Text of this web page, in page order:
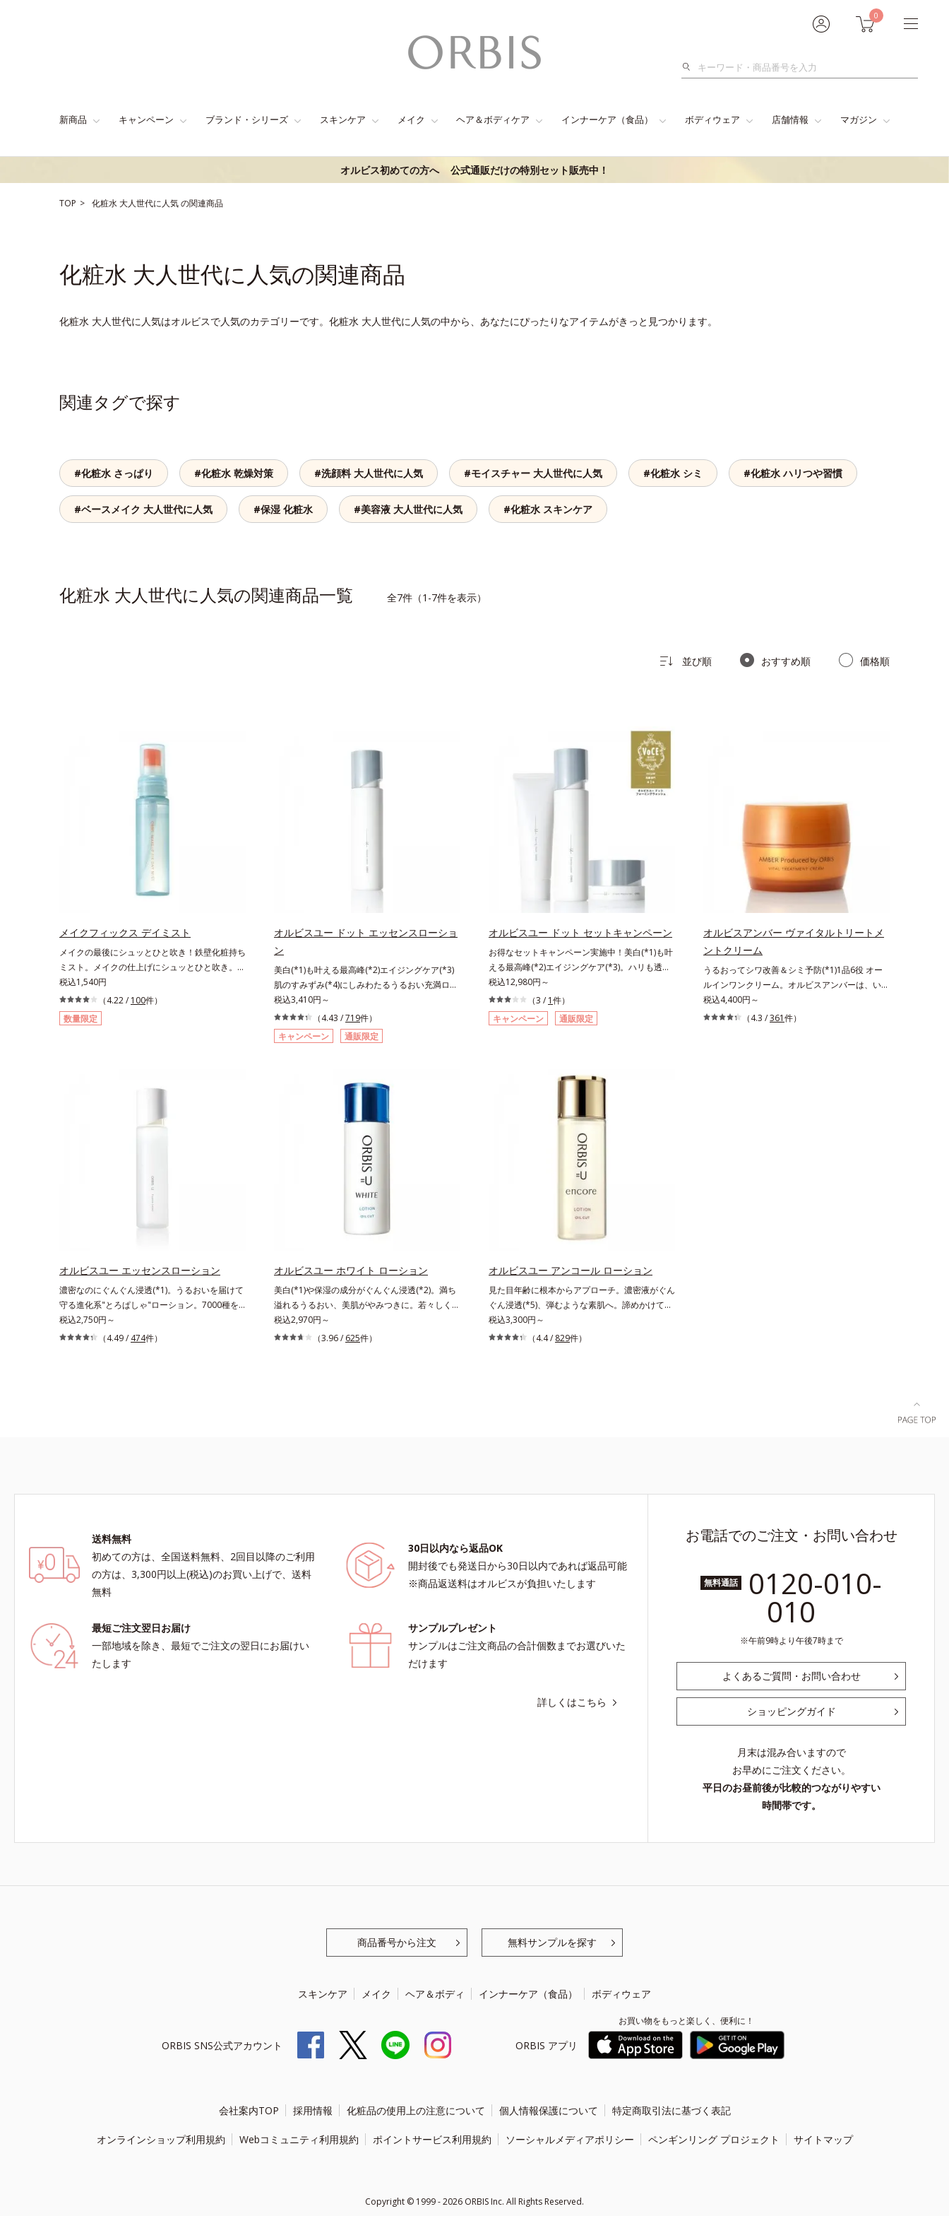
0
検
新商品 キャンペーン ブランド・シリーズ スキンケア メイク ヘア＆ボディケア インナーケア（食品） ボディウェア 店舗情報 マガジン
オルビス初めての方へ 公式通販だけの特別セット販売中！
TOP 化粧水 大人世代に人気の関連商品
化粧水 大人世代に人気の関連商品
化粧水 大人世代に人気はオルビスで人気のカテゴリーです。化粧水 大人世代に人気の中から、あなたにぴったりなアイテムがきっと見つかります。
関連タグで探す
#化粧水 さっぱり #化粧水 乾燥対策 #洗顔料 大人世代に人気 #モイスチャー 大人世代に人気 #化粧水 シミ #化粧水 ハリつや習慣
#ベースメイク 大人世代に人気 #保湿 化粧水 #美容液 大人世代に人気 #化粧水 スキンケア
化粧水 大人世代に人気の関連商品一覧 全7件（1-7件を表示）
並び順 おすすめ順 価格順
メイクフィックス デイミスト
メイクの最後にシュッとひと吹き！鉄壁化粧持ち
ミスト。メイクの仕上げにシュッとひと吹き。肌
とメイクの密着感をピタッと高め、メイクくずれ
を防ぎ、化粧持ちをアップさせるミストタイプの
化粧水です。くずれ防止成分(*1)を含む層と美容
成分(*2)を含む水層の2層タイプ。よく振って混
いをキープ。Wの機能でメイクをくずさずガード
き、エアコンなどによる乾燥も防ぎます。*1 ト
リメチルシロキシケイ酸、ジメチコン配合＝汗や
ヒアルロン酸、異性化糖配合＝保湿成分【ご使用
方法】2層タイプなので、必ず容器をよく振って
からお使いください。メイクの仕上げに、顔から
お待ちください。
税込1,540円
（4.22 / 100件）
数量限定
オルビスユー ドット エッセンスローショ
ン
美白(*1)も叶える最高峰(*2)エイジングケア(*3)
肌のすみずみ(*4)にしみわたるうるおい充満ロー
ション。ハリも透明感(*5)も結果主義。年齢サイ
ン(*6)の因子に着目した肌科学エイジングケア
(*3)シリーズ。オルビスユー ドットシリーズは、
年齢による肌悩み一つ一つを対処するのではな
ところ、弾力感のない状態である「ハリのなさ」
明感のなさ」が、大人の肌印象に大きな影響を与
えていることがわかりました。そこでオルビスユ
ー ドットシリーズは美容成分(*8)として「G.D.F.
アクティベーター(*9)」を配合。そして、従来か
ら配合している美白(*1)有効成分「トラネキサム
酸」を配合しました。さらに、シリーズ共通の美
容成分「GLルートブースター(*10)」を配合する
ことで、肌のふっくら感や透明感を叶えます。美
白ケアしながら多角的なエイジングケアが叶うシ
感を。効果的なシナジー設計で、あなたのエイジ
抑え、シミ・ソバカスを防ぐ（ウォッシュを除
く）*2 オルビス内スキンケアシリーズの保湿
力*3 年齢に応じたお手入れのこと*4 角層ま
で*5 うるおいによる*6 乾燥、ハリ・ツヤの
税込3,410円～
（4.43 /719件）
キャンペーン
通販限定
オルビスユー ドット セットキャンペーン
お得なセットキャンペーン実施中！美白(*1)も叶
える最高峰(*2)エイジングケア(*3)。ハリも透明
感(*4)も結果主義。年齢サイン(*5)の因子に着目
した肌科学エイジングケア(*3)シリーズ。オルビ
スユー ドットシリーズは、年齢による肌悩み一
つ一つを対処するのではなく、肌で起きているこ
どが現れている状態である「透明感のなさ」が現
ることが分かりました。そこでオルビスユー ド
ットシリーズは美容成分(*7)として「G.D.F.アク
ティベーター(*8)」を配合。そして、従来から配
合している美白有効成分「トラネキサム酸」を配
合しました。さらに、シリーズ共通の美容成分
(*7)「GLルートブースター(*9)」を配合すること
アしながら多角的なエイジングケアが叶うシリー
ズに。3ステップで上向き(*10)のハリと透明感
グケアを応援します。*1 メラニンの生成を抑
え、シミ・ソバカスを防ぐ（ウォッシュ除く）
*2 オルビス内スキンケアシリーズの保湿力*3 年
齢に応じたお手入れのこと*4 うるおいによる*5
乾燥、ハリ・ツヤのなさ*6 乾燥による*7 保湿成
分*8 ロニセラカエルレア果汁、ノバラエキス配
税込12,980円～
（3 / 1件）
キャンペーン
通販限定
オルビスアンバー ヴァイタルトリートメ
ントクリーム
うるおってシワ改善＆シミ予防(*1)1品6役 オー
ルインワンクリーム。オルビスアンバーは、いつ
も⾃然体で美しくありたいと願う⼤⼈世代に寄り
添うブランドです。年齢印象研究に基づいた肌サ
税込4,400円～
（4.3 /361件）
オルビスユー エッセンスローション
濃密なのにぐんぐん浸透(*1)。うるおいを届けて
守る進化系"とろぱしゃ"ローション。7000種を
超える成分から厳選し、「うるおいの質(*1)」に
着目した初期エイジングケア(*2)シリーズオルビ
引き出し・高めて、ハリ感あふれる肌へと導きま
く美しくあり続けるあなたを応援します。*1
肌にうるおいが満ち、維持されている状態*2
年齢に応じたお手入れのこと*3 デクスパンテ
ノールW*4 2022年5月 Mintel社データベース
に満ちたハリツヤ肌へ導く保湿成分
税込2,750円～
（4.49 / 474件）
オルビスユー ホワイト ローション
美白(*1)や保湿の成分がぐんぐん浸透(*2)。満ち
溢れるうるおい、美肌がやみつきに。若々しく透
明感のある美肌を構成する要素と、年齢肌(*3)の
メラニン生成にアプローチして、明るくなめらか
税込2,970円～
（3.96 / 625件）
オルビスユー アンコール ローション
見た目年齢に根本からアプローチ。濃密液がぐん
ぐん浸透(*5)、弾むような素肌へ。諦めかけてい
たハリ不足、うるおい低下に先端科学ケア(*1)で
アプローチするエイジングケア(*2)シリーズ。弾
柔肌に整え、未体験の肌感触を叶えます。*1 保
分*5 角層内
税込3,300円～
（4.4 / 829件）
送料無料
初めての方は、全国送料無料、2回目以降のご利用
の方は、3,300円以上(税込)のお買い上げで、送料
無料
30日以内なら返品OK
開封後でも発送日から30日以内であれば返品可能
※商品返送料はオルビスが負担いたします
最短ご注文翌日お届け
一部地域を除き、最短でご注文の翌日にお届けい
たします
サンプルプレゼント
サンプルはご注文商品の合計個数までお選びいた
だけます
詳しくはこちら
お電話でのご注文・お問い合わせ
無料通話 0120-010-
010
午前9時より午後7時まで
よくあるご質問・お問い合わせ
ショッピングガイド
月末は混み合いますので
お早めにご注文ください。
平日のお昼前後が比較的つながりやすい
時間帯です。
商品番号から注文 無料サンプルを探す
スキンケア メイク ヘア＆ボディ インナーケア（食品） ボディウェア
ORBIS SNS公式アカウント ORBIS アプリ
お買い物をもっと楽しく、便利に！
会社案内TOP 採用情報 化粧品の使用上の注意について 個人情報保護について 特定商取引法に基づく表記
オンラインショップ利用規約 Webコミュニティ利用規約 ポイントサービス利用規約 ソーシャルメディアポリシー ペンギンリング プロジェクト サイトマップ
Copyright © 1999 - 2026 ORBIS Inc. All Rights Reserved.